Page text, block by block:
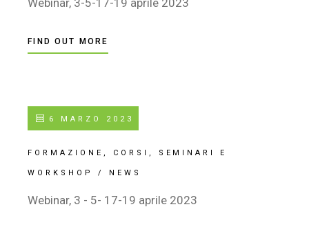
Webinar, 3-5-17-19 aprile 2023
FIND OUT MORE
6 MARZO 2023
FORMAZIONE, CORSI, SEMINARI E
WORKSHOP / NEWS
Webinar, 3 - 5- 17-19 aprile 2023